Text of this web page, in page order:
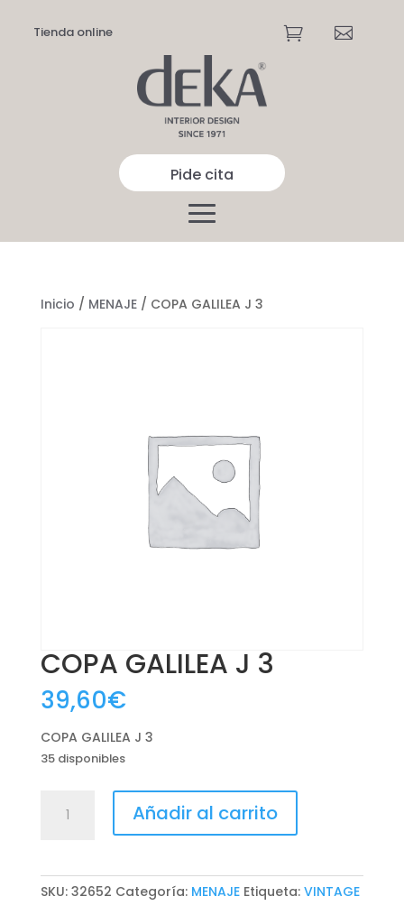
Tienda online  
Pide cita
Inicio / MENAJE/ COPA GALILEA J 3
COPA GALILEA J 3
39,60€
COPA GALILEA J 3
35 disponibles
GALILEA
cantidad
Añadir al carrito
SKU: 32652 Categoría: MENAJE Etiqueta: VINTAGE